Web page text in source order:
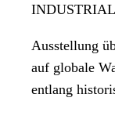
INDUSTRIAL
Ausstellung
auf globale
entlang